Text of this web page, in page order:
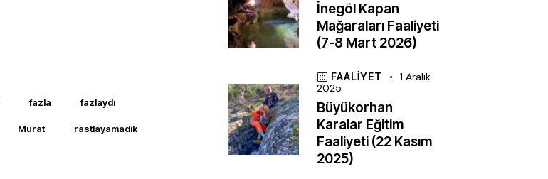
fazla fazlaydı
Murat rastlayamadık
İnegöl Kapan
Mağaraları Faaliyeti
(7-8 Mart 2026)
FAALIYET
1 Aralık
2025
Büyükorhan
Karalar Eğitim
Faaliyeti (22 Kasım
2025)